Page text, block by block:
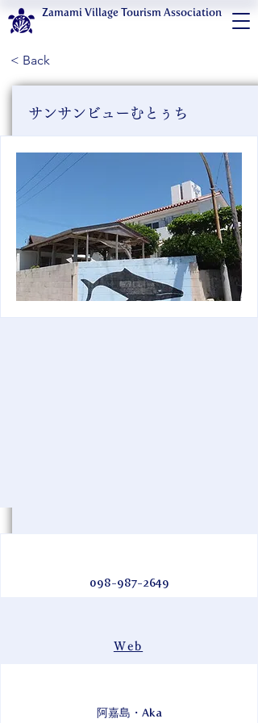
Zamami Village Tourism Association
< Back
サンサンビューむとぅち
098-987-2649
Web
阿嘉島・Aka